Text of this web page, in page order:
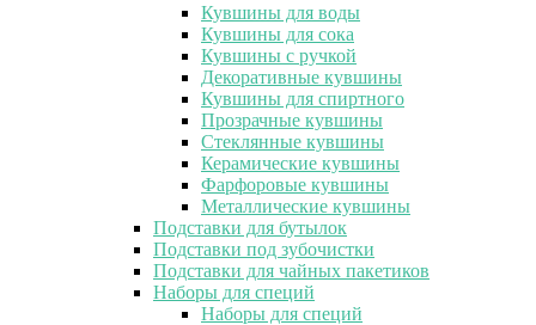
Кувшины для воды
Кувшины для сока
Кувшины с ручкой
Декоративные кувшины
Кувшины для спиртного
Прозрачные кувшины
Стеклянные кувшины
Керамические кувшины
Фарфоровые кувшины
Металлические кувшины
Подставки для бутылок
Подставки под зубочистки
Подставки для чайных пакетиков
Наборы для специй
Наборы для специй